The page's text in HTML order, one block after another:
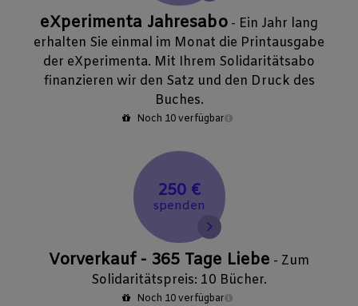
eXperimenta Jahresabo - Ein Jahr lang
erhalten Sie einmal im Monat die Printausgabe
der eXperimenta. Mit Ihrem Solidaritätsabo
finanzieren wir den Satz und den Druck des
Buches.
Noch 10 verfügbar
250 €
spenden
Vorverkauf - 365 Tage Liebe - Zum
Solidaritätspreis: 10 Bücher.
Noch 10 verfügbar